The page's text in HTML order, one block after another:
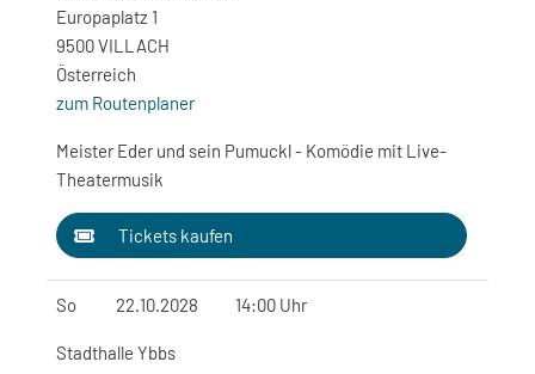
Europaplatz 1
9500 VILLACH
Österreich
zum Routenplaner
Meister Eder und sein Pumuckl - Komödie mit Live-
Theatermusik
Tickets kaufen
So 22.10.2028 14:00 Uhr
Stadthalle Ybbs